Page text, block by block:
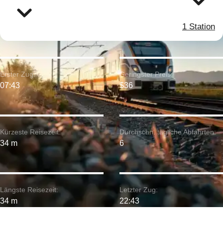
1 Station
Kürzeste Reisezeit:
34 m
Erster Zug:
07:43
Längste Reisezeit:
34 m
Geringster Preis:
$36
Durchschn. tägliche Abfahrten:
6
Letzter Zug:
22:43